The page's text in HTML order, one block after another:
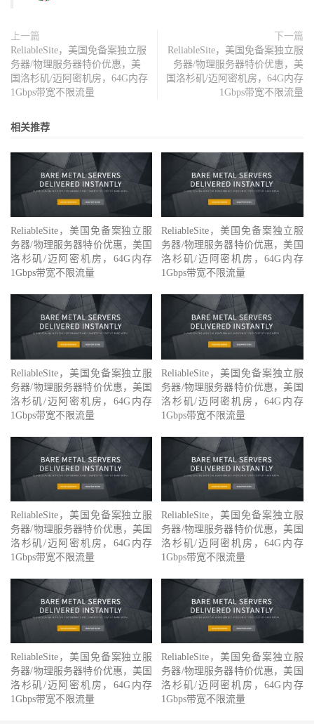
上一篇
ReliableSite，美国免备案独立服
务器/物理服务器特价优惠，美
国洛杉矶/迈阿密机房，64G内存
1Gbps带宽不限流量
下一篇
ReliableSite，美国免备案独立服
务器/物理服务器特价优惠，美
国洛杉矶/迈阿密机房，64G内存
1Gbps带宽不限流量
相关推荐
ReliableSite，美国免备案独立服
务器/物理服务器特价优惠，美国
洛杉矶/迈阿密机房，64G内存
1Gbps带宽不限流量
ReliableSite，美国免备案独立服
务器/物理服务器特价优惠，美国
洛杉矶/迈阿密机房，64G内存
1Gbps带宽不限流量
ReliableSite，美国免备案独立服
务器/物理服务器特价优惠，美国
洛杉矶/迈阿密机房，64G内存
1Gbps带宽不限流量
ReliableSite，美国免备案独立服
务器/物理服务器特价优惠，美国
洛杉矶/迈阿密机房，64G内存
1Gbps带宽不限流量
ReliableSite，美国免备案独立服
务器/物理服务器特价优惠，美国
洛杉矶/迈阿密机房，64G内存
1Gbps带宽不限流量
ReliableSite，美国免备案独立服
务器/物理服务器特价优惠，美国
洛杉矶/迈阿密机房，64G内存
1Gbps带宽不限流量
ReliableSite，美国免备案独立服
务器/物理服务器特价优惠，美国
洛杉矶/迈阿密机房，64G内存
1Gbps带宽不限流量
ReliableSite，美国免备案独立服
务器/物理服务器特价优惠，美国
洛杉矶/迈阿密机房，64G内存
1Gbps带宽不限流量